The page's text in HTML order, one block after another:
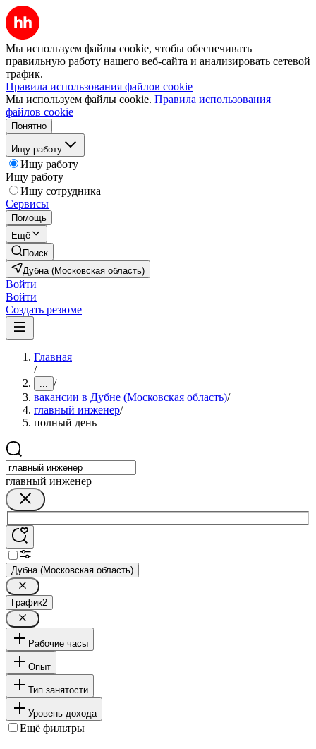
Мы используем файлы cookie, чтобы обеспечивать
правильную работу нашего веб-сайта и анализировать сетевой
трафик.
Правила использования файлов cookie
Мы используем файлы cookie. Правила использования
файлов cookie
Понятно
Ищу работу
Ищу работу
Ищу работу
Ищу сотрудника
Сервисы
Помощь
Ещё
Поиск
Дубна (Московская область)
Войти
Войти
Создать резюме
Главная
/
... /
вакансии в Дубне (Московская область)/
главный инженер/
полный день
главный инженер
Дубна (Московская область)
График2
Рабочие часы
Опыт
Тип занятости
Уровень дохода
Ещё фильтры